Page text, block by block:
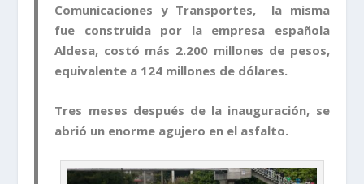
Comunicaciones y Transportes, la misma
fue construida por la empresa española
Aldesa, costó más 2.200 millones de pesos,
equivalente a 124 millones de dólares.
Tres meses después de la inauguración, se
abrió un enorme agujero en el asfalto.